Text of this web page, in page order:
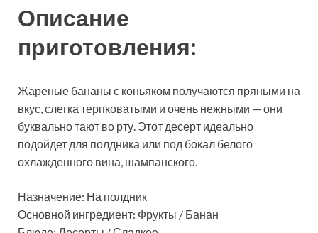
Описание
приготовления:
Жареные бананы с коньяком получаются пряными на
вкус, слегка терпковатыми и очень нежными — они
буквально тают во рту. Этот десерт идеально
подойдет для полдника или под бокал белого
охлажденного вина, шампанского.
Назначение: На полдник
Основной ингредиент: Фрукты / Банан